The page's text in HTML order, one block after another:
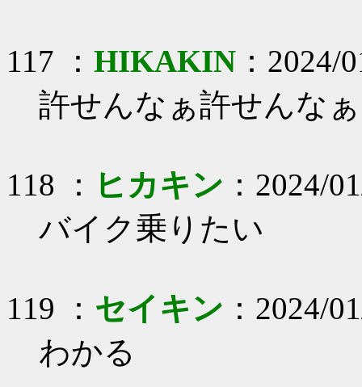
117 ： HIKAKIN ：
許せんなぁ許せんなぁ
118 ： ヒカキン ：2024/
バイク乗りたい
119 ： セイキン ：2024/
わかる